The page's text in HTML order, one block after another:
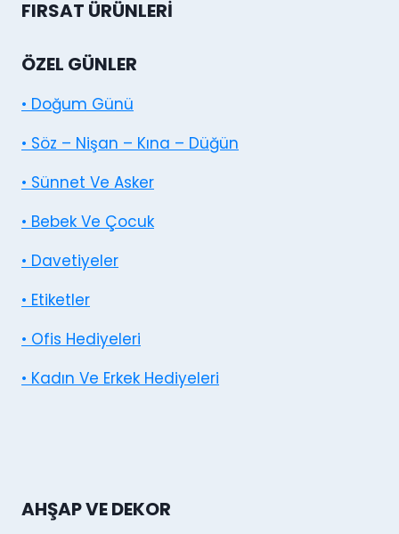
FIRSAT ÜRÜNLERI
ÖZEL GÜNLER
• Doğum Günü
• Söz – Nişan – Kına – Düğün
• Sünnet Ve Asker
• Bebek Ve Çocuk
• Davetiyeler
• Etiketler
• Ofis Hediyeleri
• Kadın Ve Erkek Hediyeleri
AHŞAP VE DEKOR